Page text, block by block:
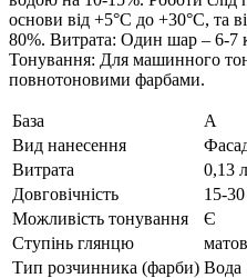
основи від +5°С до +30°С, та
80%. Витрата: Один шар – 6-7
Тонування: Для машинного
повнотоновими фарбами.
База
A
Вид нанесення
Витрата
0,13
Довговічність
15-30
Можливість тонування
Є
Ступінь глянцю
Тип розчинника (фарби) Вода